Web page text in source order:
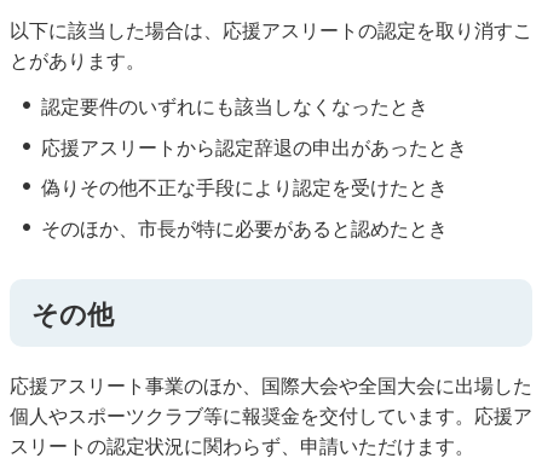
以下に該当した場合は、応援アスリートの認定を取り消すこ
とがあります。
認定要件のいずれにも該当しなくなったとき
応援アスリートから認定辞退の申出があったとき
偽りその他不正な手段により認定を受けたとき
そのほか、市長が特に必要があると認めたとき
その他
応援アスリート事業のほか、国際大会や全国大会に出場した
個人やスポーツクラブ等に報奨金を交付しています。応援ア
スリートの認定状況に関わらず、申請いただけます。